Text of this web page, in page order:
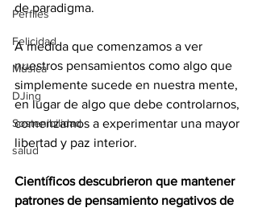
Perfiles
Felicidad
Música
DJing
Sostenibilidad
salud
de paradigma.
A medida que comenzamos a ver
nuestros pensamientos como algo que
simplemente sucede en nuestra mente,
en lugar de algo que debe controlarnos,
comenzamos a experimentar una mayor
libertad y paz interior.
Científicos descubrieron que mantener
patrones de pensamiento negativos de